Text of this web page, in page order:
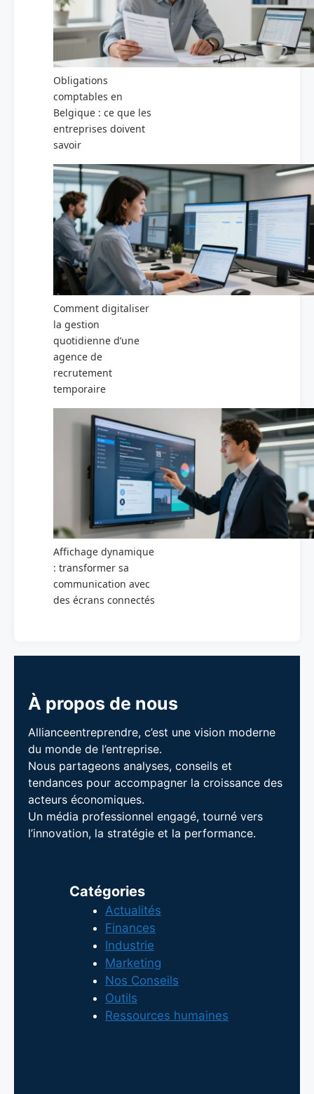
Obligations
comptables en
Belgique : ce que les
entreprises doivent
savoir
Comment digitaliser
la gestion
quotidienne d’une
agence de
recrutement
temporaire
Affichage dynamique
: transformer sa
communication avec
des écrans connectés
À propos de nous
Allianceentreprendre, c’est une vision moderne
du monde de l’entreprise.
Nous partageons analyses, conseils et
tendances pour accompagner la croissance des
acteurs économiques.
Un média professionnel engagé, tourné vers
l’innovation, la stratégie et la performance.
Catégories
Actualités
Finances
Industrie
Marketing
Nos Conseils
Outils
Ressources humaines